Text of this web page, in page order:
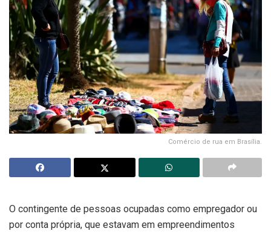
Comércio de rua em Brasília.
O contingente de pessoas ocupadas como empregador ou
por conta própria, que estavam em empreendimentos